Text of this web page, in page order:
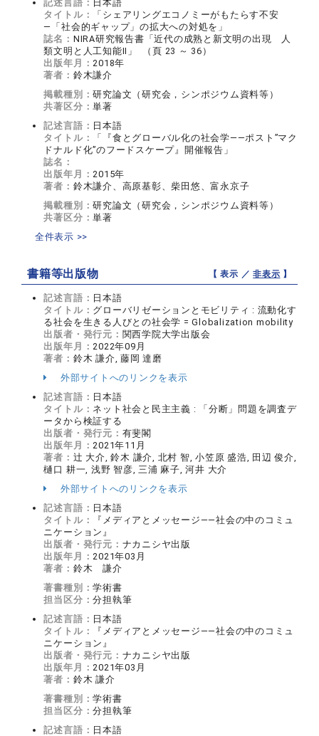
記述言語： 日本語
タイトル：
「シェアリングエコノミーがもたらす不安
―「社会的ギャップ」の拡大への対処を」
誌名： NIRA研究報告書「近代の成熟と新文明の出現 人
類文明と人工知能II」 （頁 23 ～ 36）
出版年月：2018年
著者： 鈴木謙介
掲載種別：研究論文（研究会，シンポジウム資料等）
共著区分：単著
記述言語： 日本語
タイトル：
「『食とグローバル化の社会学――ポスト”マク
ドナルド化”のフードスケープ』開催報告」
誌名：
出版年月：2015年
著者： 鈴木謙介、高原基彰、柴田悠、富永京子
掲載種別：研究論文（研究会，シンポジウム資料等）
共著区分：単著
全件表示 >>
書籍等出版物 【 表示 ／非表示 】
記述言語： 日本語
タイトル： グローバリゼーションとモビリティ : 流動化す
る社会を生きる人びとの社会学 = Globalization mobility
出版者・発行元： 関西学院大学出版会
出版年月：2022年09月
著者： 鈴木 謙介, 藤岡 達磨
外部サイトへのリンクを表示
記述言語： 日本語
タイトル： ネット社会と民主主義 : 「分断」問題を調査デ
ータから検証する
出版者・発行元： 有斐閣
出版年月：2021年11月
著者： 辻 大介, 鈴木 謙介, 北村 智, 小笠原 盛浩, 田辺 俊介,
樋口 耕一, 浅野 智彦, 三浦 麻子, 河井 大介
外部サイトへのリンクを表示
記述言語： 日本語
タイトル：
『メディアとメッセージ――社会の中のコミュ
ニケーション』
出版者・発行元： ナカニシヤ出版
出版年月：2021年03月
著者： 鈴木 謙介
著書種別：学術書
担当区分：分担執筆
記述言語： 日本語
タイトル：
『メディアとメッセージ――社会の中のコミュ
ニケーション』
出版者・発行元： ナカニシヤ出版
出版年月：2021年03月
著者： 鈴木 謙介
著書種別：学術書
担当区分：分担執筆
記述言語： 日本語